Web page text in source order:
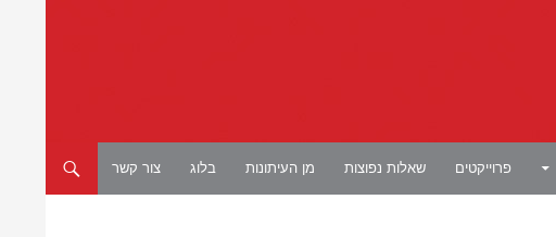
פרוייקטים שאלות נפוצות מן העיתונות בלוג צור קשר